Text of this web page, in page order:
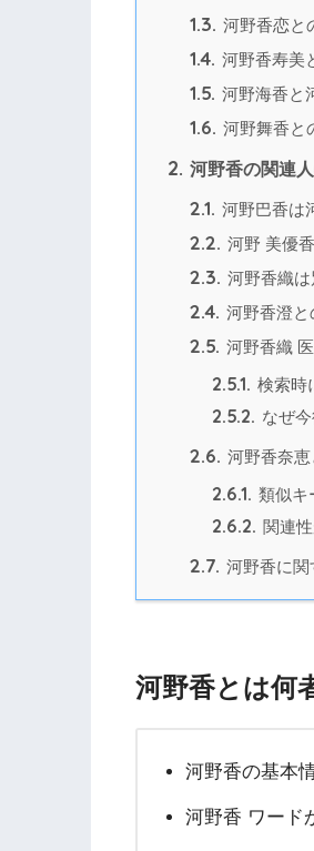
1.3. 河野香恋と
1.4. 河野香寿美
1.5. 河野海香と
1.6. 河野舞香と
2. 河野香の関連
2.1. 河野巴香は
2.2. 河野 美優
2.3. 河野香織
2.4. 河野香澄
2.5. 河野香織
2.5.1. 検索時
2.5.2. なぜ
2.6. 河野香奈
2.6.1. 類似キ
2.6.2. 関連
2.7. 河野香に関
河野香とは何
河野香の基本
河野香 ワード